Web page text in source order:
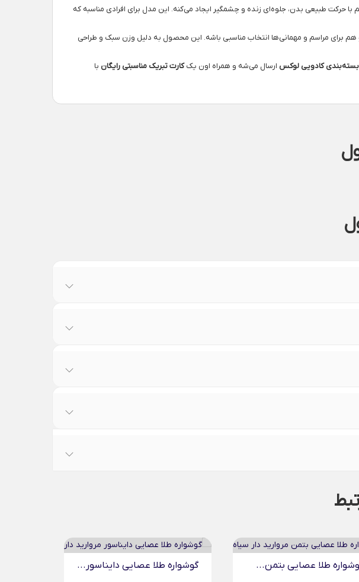
حرکت طبیعی بدن، جلوه‌ای زنده و چشمگیر ایجاد می‌کنه. این مدل برای افرادی مناسبه که
هم برای مراسم و مهمانی‌ها انتخاب مناسبی باشه. این محصول به دلیل وزن سبک و طراحی
بسته‌بندی کادویی لوکس ارسال می‌شه و همراه اون یککارت تبریک مناسبتی رایگان با
طلا عصایی بتمن... گوشواره طلا عصایی دایناسور...